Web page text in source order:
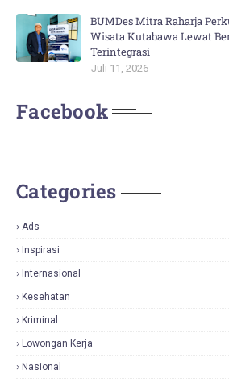
BUMDes Mitra Raharja
Wisata Kutabawa Lewat
Terintegrasi
Juli 11, 2026
Facebook
Categories
Ads
Inspirasi
Internasional
Kesehatan
Kriminal
Lowongan Kerja
Nasional